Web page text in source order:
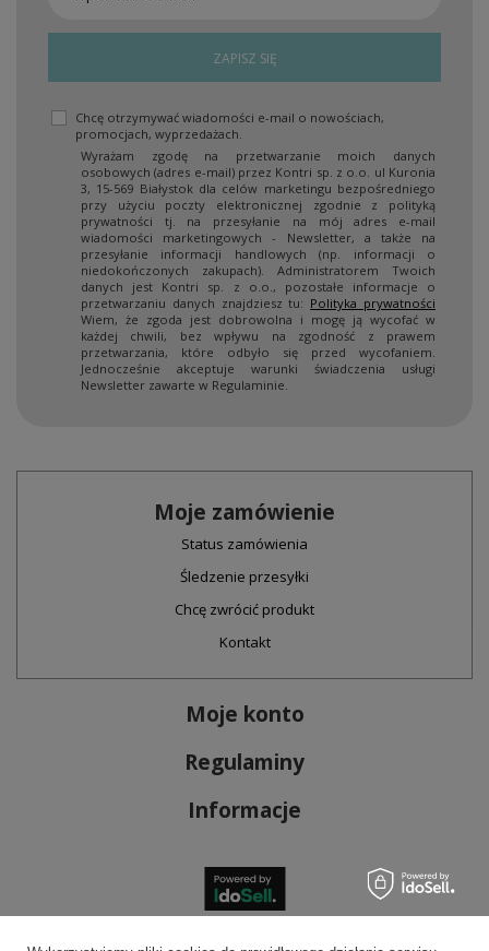
ZAPISZ SIĘ
Chcę otrzymywać wiadomości e-mail o nowościach,
promocjach, wyprzedażach.
Wyrażam zgodę na przetwarzanie moich danych
osobowych (adres e-mail) przez Kontri sp. z o.o. ul Kuronia
3, 15-569 Białystok dla celów marketingu bezpośredniego
przy użyciu poczty elektronicznej zgodnie z polityką
prywatności tj. na przesyłanie na mój adres e-mail
wiadomości marketingowych - Newsletter, a także na
przesyłanie informacji handlowych (np. informacji o
niedokończonych zakupach). Administratorem Twoich
danych jest Kontri sp. z o.o., pozostałe informacje o
przetwarzaniu danych znajdziesz tu: Polityka prywatności
Wiem, że zgoda jest dobrowolna i mogę ją wycofać w
każdej chwili, bez wpływu na zgodność z prawem
przetwarzania, które odbyło się przed wycofaniem.
Jednocześnie akceptuje warunki świadczenia usługi
Newsletter zawarte w Regulaminie.
Moje zamówienie
Status zamówienia
Śledzenie przesyłki
Chcę zwrócić produkt
Kontakt
Moje konto
Regulaminy
Informacje
Bezpieczne płatności